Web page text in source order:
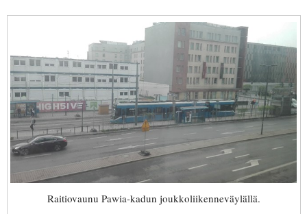
Raitiovaunu Pawia-kadun joukkoliikenneväylällä.